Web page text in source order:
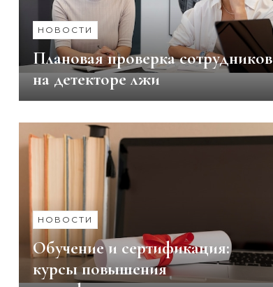
НОВОСТИ
Плановая проверка сотрудников
на детекторе лжи
НОВОСТИ
Обучение и сертификация:
курсы повышения